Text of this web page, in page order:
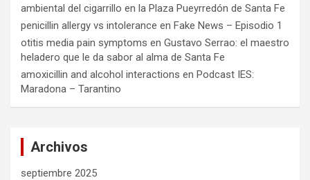
ambiental del cigarrillo en la Plaza Pueyrredón de Santa Fe
penicillin allergy vs intolerance en Fake News – Episodio 1
otitis media pain symptoms en Gustavo Serrao: el maestro
heladero que le da sabor al alma de Santa Fe
amoxicillin and alcohol interactions en Podcast IES:
Maradona – Tarantino
Archivos
septiembre 2025